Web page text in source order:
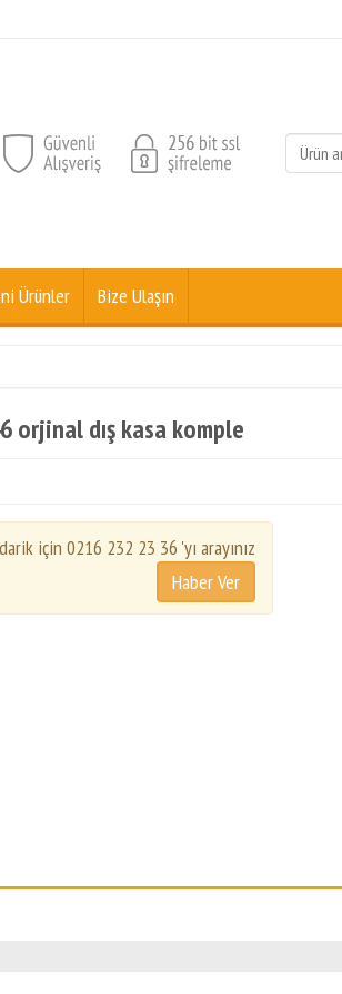
Ürünler Bize Ulaşın
orjinal dış kasa komple
için 0216 232 23 36 'yı arayınız